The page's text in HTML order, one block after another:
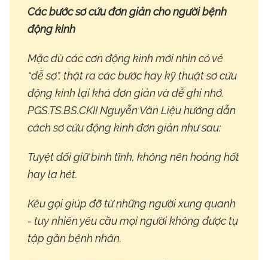
Các bước sơ cứu đơn giản cho người bệnh
động kinh
Mặc dù các cơn động kinh mới nhìn có vẻ
“dễ sợ”, thật ra các bước hay kỹ thuật sơ cứu
động kinh lại khá đơn giản và dễ ghi nhớ.
PGS.TS.BS.CKII Nguyễn Văn Liệu hướng dẫn
cách sơ cứu động kinh đơn giản như sau:
Tuyệt đối giữ bình tĩnh, không nên hoảng hốt
hay la hét.
Kêu gọi giúp đỡ từ những người xung quanh
- tuy nhiên yêu cầu mọi người không được tụ
tập gần bệnh nhân.